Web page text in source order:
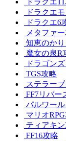
ドラクエ
ドラクエ
ドラクエ6
メタファ
知恵のか
魔女の泉R
ドラゴン
TGS攻略
ステラー
FF7リバー
パルワー
マリオ
ティアキ
FF16攻略